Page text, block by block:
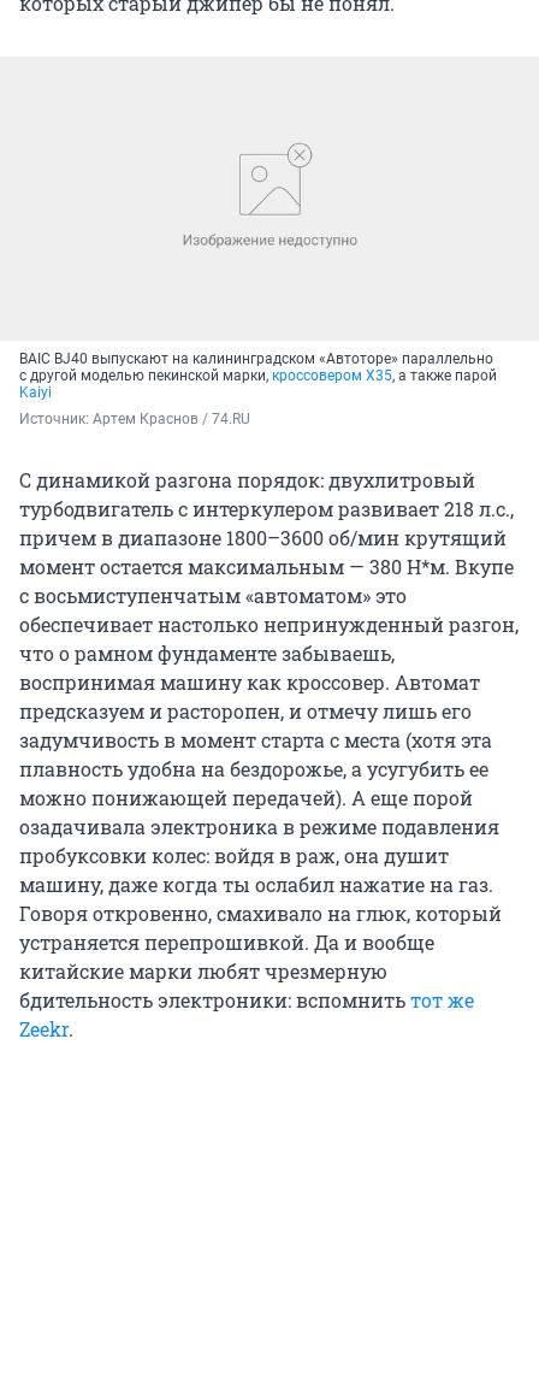
BAIC BJ40 выпускают на калининградском «Автоторе» параллельно
с другой моделью пекинской марки, кроссовером X35, а также парой
Kaiyi
Источник: Артем Краснов / 74.RU
С динамикой разгона порядок: двухлитровый
турбодвигатель с интеркулером развивает 218 л.с.,
причем в диапазоне 1800–3600 об/мин крутящий
момент остается максимальным — 380 Н*м. Вкупе
с восьмиступенчатым «автоматом» это
обеспечивает настолько непринужденный разгон,
что о рамном фундаменте забываешь,
воспринимая машину как кроссовер. Автомат
предсказуем и расторопен, и отмечу лишь его
задумчивость в момент старта с места (хотя эта
плавность удобна на бездорожье, а усугубить ее
можно понижающей передачей). А еще порой
озадачивала электроника в режиме подавления
пробуксовки колес: войдя в раж, она душит
машину, даже когда ты ослабил нажатие на газ.
Говоря откровенно, смахивало на глюк, который
устраняется перепрошивкой. Да и вообще
китайские марки любят чрезмерную
бдительность электроники: вспомнитьтот же
Zeekr.